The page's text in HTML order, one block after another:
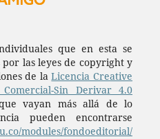
que en esta se
las leyes de copyright y
de laLicencia Creative
Sin Derivar 4.0
vayan más allá de lo
pueden encontrarse
modules/fondoeditorial/